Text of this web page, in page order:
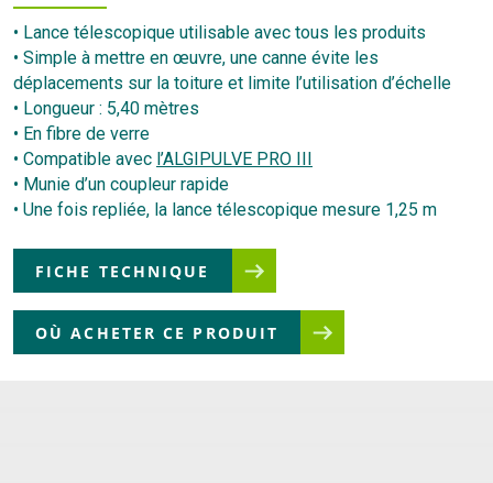
• Lance télescopique utilisable avec tous les produits
• Simple à mettre en œuvre, une canne évite les
déplacements sur la toiture et limite l’utilisation d’échelle
• Longueur : 5,40 mètres
• En fibre de verre
• Compatible avec l’ALGIPULVE PRO III
• Munie d’un coupleur rapide
• Une fois repliée, la lance télescopique mesure 1,25 m
FICHE TECHNIQUE
OÙ ACHETER CE PRODUIT